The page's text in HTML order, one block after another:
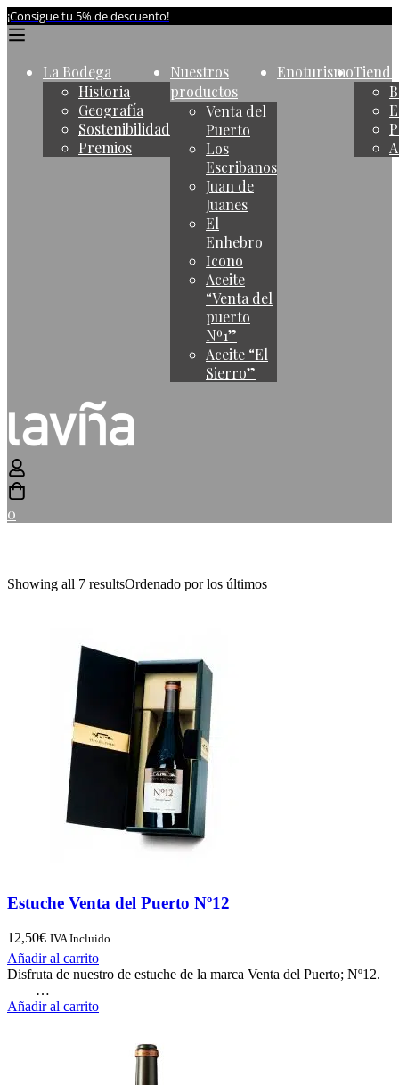
¡Consigue tu 5% de descuento!
La Bodega
Historia
Geografía
Sostenibilidad
Premios
Nuestros
productos
Venta del
Puerto
Los
Escribanos
Juan de
Juanes
El
Enhebro
Icono
Aceite
“Venta del
puerto
Nº1”
Aceite “El
Sierro”
EnoturismoTienda
0
Showing all 7 resultsOrdenado por los últimos
Estuche Venta del Puerto Nº12
12,50€ IVA Incluido
Añadir al carrito
Disfruta de nuestro de estuche de la marca Venta del Puerto; Nº12.
…
Añadir al carrito